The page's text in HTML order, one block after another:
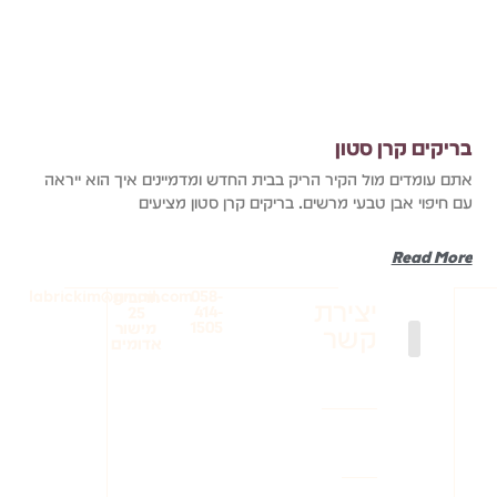
בריקים קרן סטון
אתם עומדים מול הקיר הריק בבית החדש ומדמיינים איך הוא ייראה
עם חיפוי אבן טבעי מרשים. בריקים קרן סטון מציעים
Read More